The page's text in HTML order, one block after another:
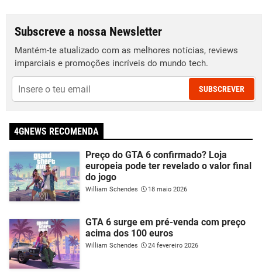
Subscreve a nossa Newsletter
Mantém-te atualizado com as melhores notícias, reviews
imparciais e promoções incríveis do mundo tech.
SUBSCREVER
4GNEWS RECOMENDA
Preço do GTA 6 confirmado? Loja
europeia pode ter revelado o valor final
do jogo
William Schendes 18 maio 2026
GTA 6 surge em pré-venda com preço
acima dos 100 euros
William Schendes 24 fevereiro 2026